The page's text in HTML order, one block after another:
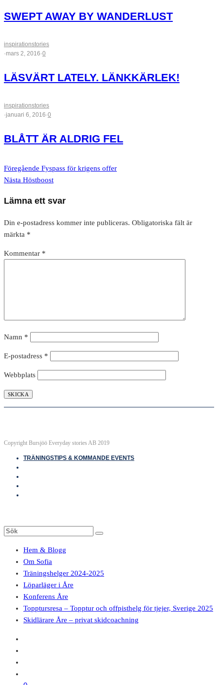
SWEPT AWAY BY WANDERLUST
inspirationstories
·mars 2, 2016·0
LÄSVÄRT LATELY. LÄNKKÄRLEK!
inspirationstories
·januari 6, 2016·0
BLÅTT ÄR ALDRIG FEL
Föregående Fyspass för krigens offer
Nästa Höstboost
Lämna ett svar
Din e-postadress kommer inte publiceras. Obligatoriska fält är
märkta *
Kommentar *
Namn *
E-postadress *
Webbplats
Copyright Bursjöö Everyday stories AB 2019
TRÄNINGSTIPS & KOMMANDE EVENTS
Hem & Blogg
Om Sofia
Träningshelger 2024-2025
Löparläger i Åre
Konferens Åre
Topptursresa – Topptur och offpisthelg för tjejer, Sverige 2025
Skidlärare Åre – privat skidcoachning